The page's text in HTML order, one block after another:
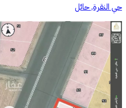
حي النقرة, حائل